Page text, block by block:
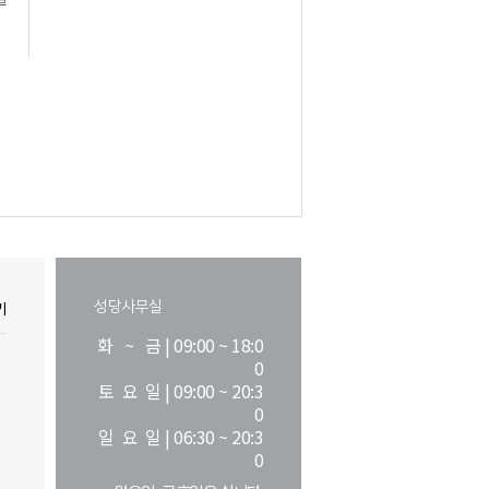
성당사무실
화 ~ 금 | 09:00 ~ 18:0
0
토 요 일 | 09:00 ~ 20:3
0
일 요 일 | 06:30 ~ 20:3
0